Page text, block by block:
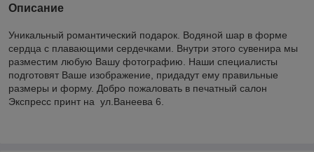
Описание
Уникальный романтический подарок. Водяной шар в форме
сердца с плавающими сердечками. Внутри этого сувенира мы
разместим любую Вашу фотографию. Наши специалисты
подготовят Ваше изображение, придадут ему правильные
размеры и форму. Добро пожаловать в печатный салон
Экспресс принт на ул.Ванеева 6.